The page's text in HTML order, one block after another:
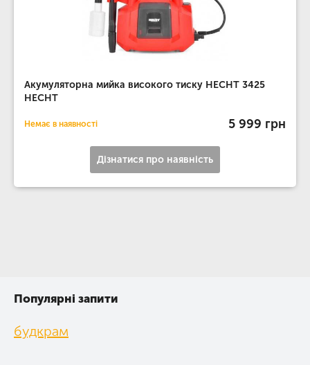
Акумуляторна мийка високого тиску HECHT 3425
HECHT
Немає в наявності 5 999 грн
Дізнатися про наявність
Популярні запити
будкрам